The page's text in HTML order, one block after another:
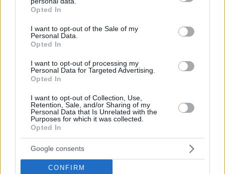
grant or deny consent to Google and its third-party tags to
use your data for below specified purposes in below Google
consent section.
Opted In
I want to opt-out of the Sale of my
Personal Data.
Opted In
I want to opt-out of processing my
Personal Data for Targeted Advertising.
Opted In
I want to opt-out of Collection, Use,
Retention, Sale, and/or Sharing of my
Personal Data that Is Unrelated with the
Purposes for which it was collected.
Opted In
Google consents
CONFIRM
καταγγέλλει ο ιδιοκτήτης επιχείρησης